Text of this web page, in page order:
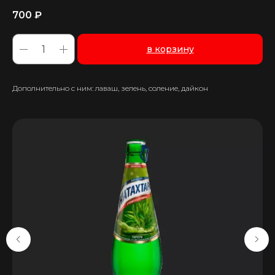
700 ₽
в корзину
Дополнительно с ним: лаваш, зелень, соление, дайкон